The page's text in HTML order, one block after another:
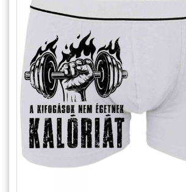
Alkalmakra
Ajándék Ötletek Férfiaknak
Ajándék Nőknek
Ajándék Gyerekeknek
Családtagoknak
Barátnak/Barátnőnek